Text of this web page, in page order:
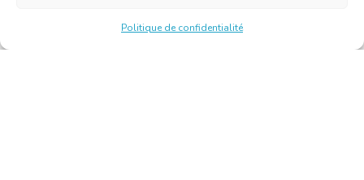
Politique de confidentialité